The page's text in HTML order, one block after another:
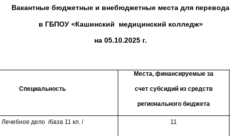
Вакантные бюджетные и внебюджетные места для перевода
в ГБПОУ «Кашинский медицинский колледж»
на 05.10.2025 г.
Специальность
Места, финансируемые за
счет субсидий из средств
регионального бюджета
Лечебное дело /база 11 кл. / 11